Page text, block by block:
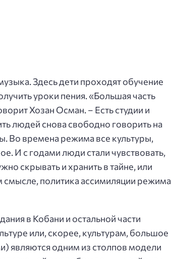
Здесь дети проходят обучение
уроки пения. «Большая часть
Хозан Осман. – Есть студии и
людей снова свободно говорить на
Во времена режима все культуры,
И с годами люди стали чувствовать,
скрывать и хранить в тайне, или
смысле, политика ассимиляции режима
в Кобани и остальной части
или, скорее, культурам, большое
являются одним из столпов модели